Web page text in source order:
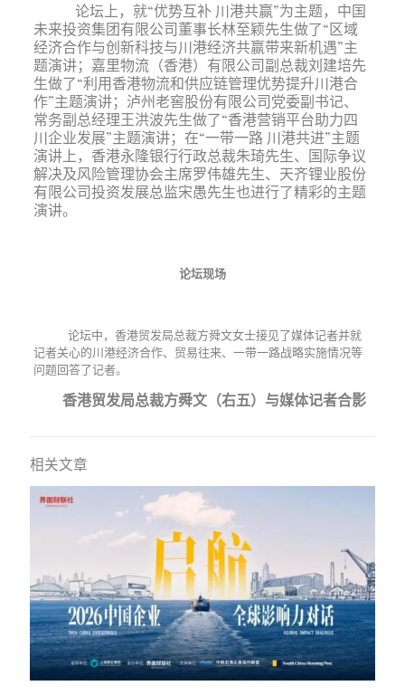
论坛上，就“优势互补 川港共赢”为主题，中国
未来投资集团有限公司董事长林至颖先生做了“区域
经济合作与创新科技与川港经济共赢带来新机遇”主
题演讲；嘉里物流（香港）有限公司副总裁刘建培先
生做了“利用香港物流和供应链管理优势提升川港合
作”主题演讲；泸州老窖股份有限公司党委副书记、
常务副总经理王洪波先生做了“香港营销平台助力四
川企业发展”主题演讲；在“一带一路 川港共进”主题
演讲上，香港永隆银行行政总裁朱琦先生、国际争议
解决及风险管理协会主席罗伟雄先生、天齐锂业股份
有限公司投资发展总监宋愚先生也进行了精彩的主题
演讲。
论坛现场
论坛中，香港贸发局总裁方舜文女士接见了媒体记者并就
记者关心的川港经济合作、贸易往来、一带一路战略实施情况等
问题回答了记者。
香港贸发局总裁方舜文（右五）与媒体记者合影
相关文章